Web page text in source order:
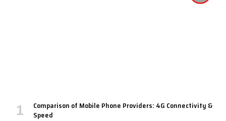
Comparison of Mobile Phone Providers: 4G Connectivity &
Speed